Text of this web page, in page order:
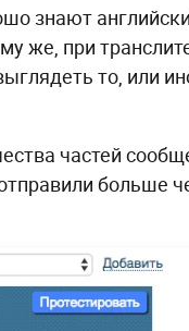
знают
же, при
то, или
частей
больше